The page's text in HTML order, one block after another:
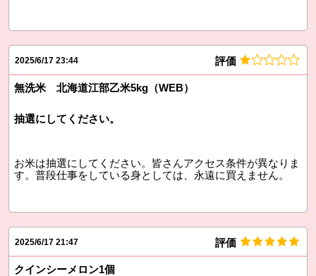
2025/6/17 23:44 評価
無洗米 北海道江部乙米5kg（WEB）
抽選にしてください。
お米は抽選にしてください。皆さんアクセス条件が異なりま
す。普段仕事をしている身としては、永遠に買えません。
2025/6/17 21:47 評価
クインシーメロン1個